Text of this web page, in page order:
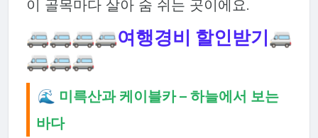
이 골목마다 살아 숨 쉬는 곳이에요.
🚐🚐🚐🚐여행경비 할인받기🚐
🚐🚐🚐
🌊 미륵산과 케이블카 – 하늘에서 보는
바다